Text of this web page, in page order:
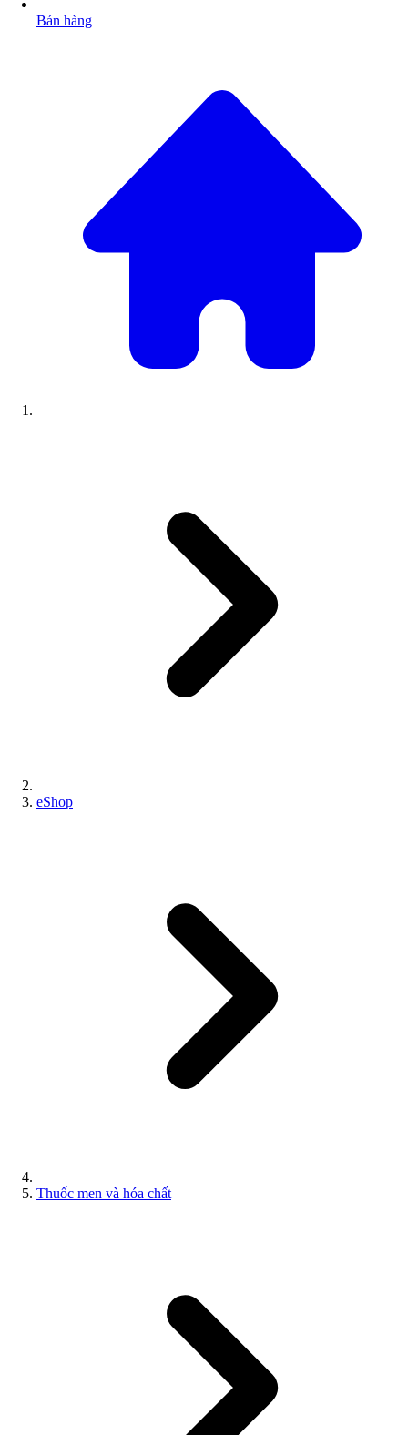
Bán hàng
eShop
Thuốc men và hóa chất